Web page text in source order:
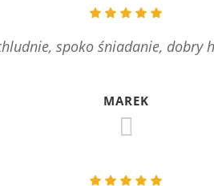
spoko śniadanie, dobry
MAREK